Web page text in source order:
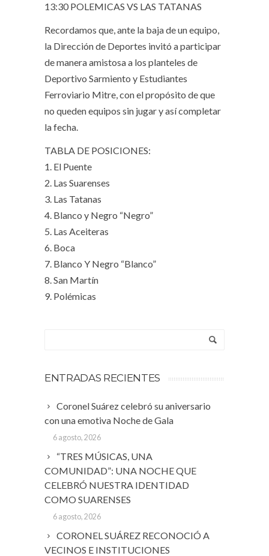
13:30 POLEMICAS VS LAS TATANAS
Recordamos que, ante la baja de un equipo,
la Dirección de Deportes invitó a participar
de manera amistosa a los planteles de
Deportivo Sarmiento y Estudiantes
Ferroviario Mitre, con el propósito de que
no queden equipos sin jugar y así completar
la fecha.
TABLA DE POSICIONES:
1. El Puente
2. Las Suarenses
3. Las Tatanas
4. Blanco y Negro “Negro”
5. Las Aceiteras
6. Boca
7. Blanco Y Negro “Blanco”
8. San Martín
9. Polémicas
ENTRADAS RECIENTES
Coronel Suárez celebró su aniversario
con una emotiva Noche de Gala
6 agosto, 2026
“TRES MÚSICAS, UNA
COMUNIDAD”: UNA NOCHE QUE
CELEBRÓ NUESTRA IDENTIDAD
COMO SUARENSES
6 agosto, 2026
CORONEL SUÁREZ RECONOCIÓ A
VECINOS E INSTITUCIONES